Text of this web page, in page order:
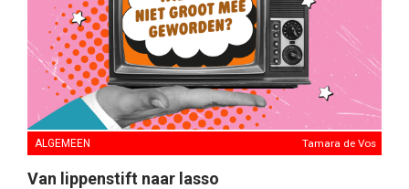
ALGEMEEN Tamara de Vos
Van lippenstift naar lasso